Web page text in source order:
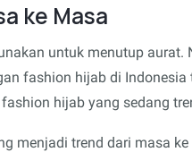
ke Masa
untuk menutup aurat.
fashion hijab di
hijab yang sedang
menjadi trend dari masa